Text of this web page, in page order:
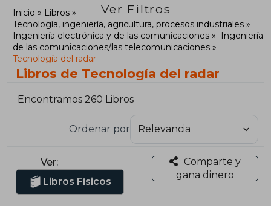
Ver Filtros
Inicio
Libros
Tecnología, ingeniería, agricultura, procesos industriales
Ingeniería electrónica y de las comunicaciones
Ingeniería
de las comunicaciones/las telecomunicaciones
Tecnología del radar
Libros de Tecnología del radar
Encontramos 260 Libros
Ordenar por
Ver:
Libros Físicos
Comparte y
gana dinero